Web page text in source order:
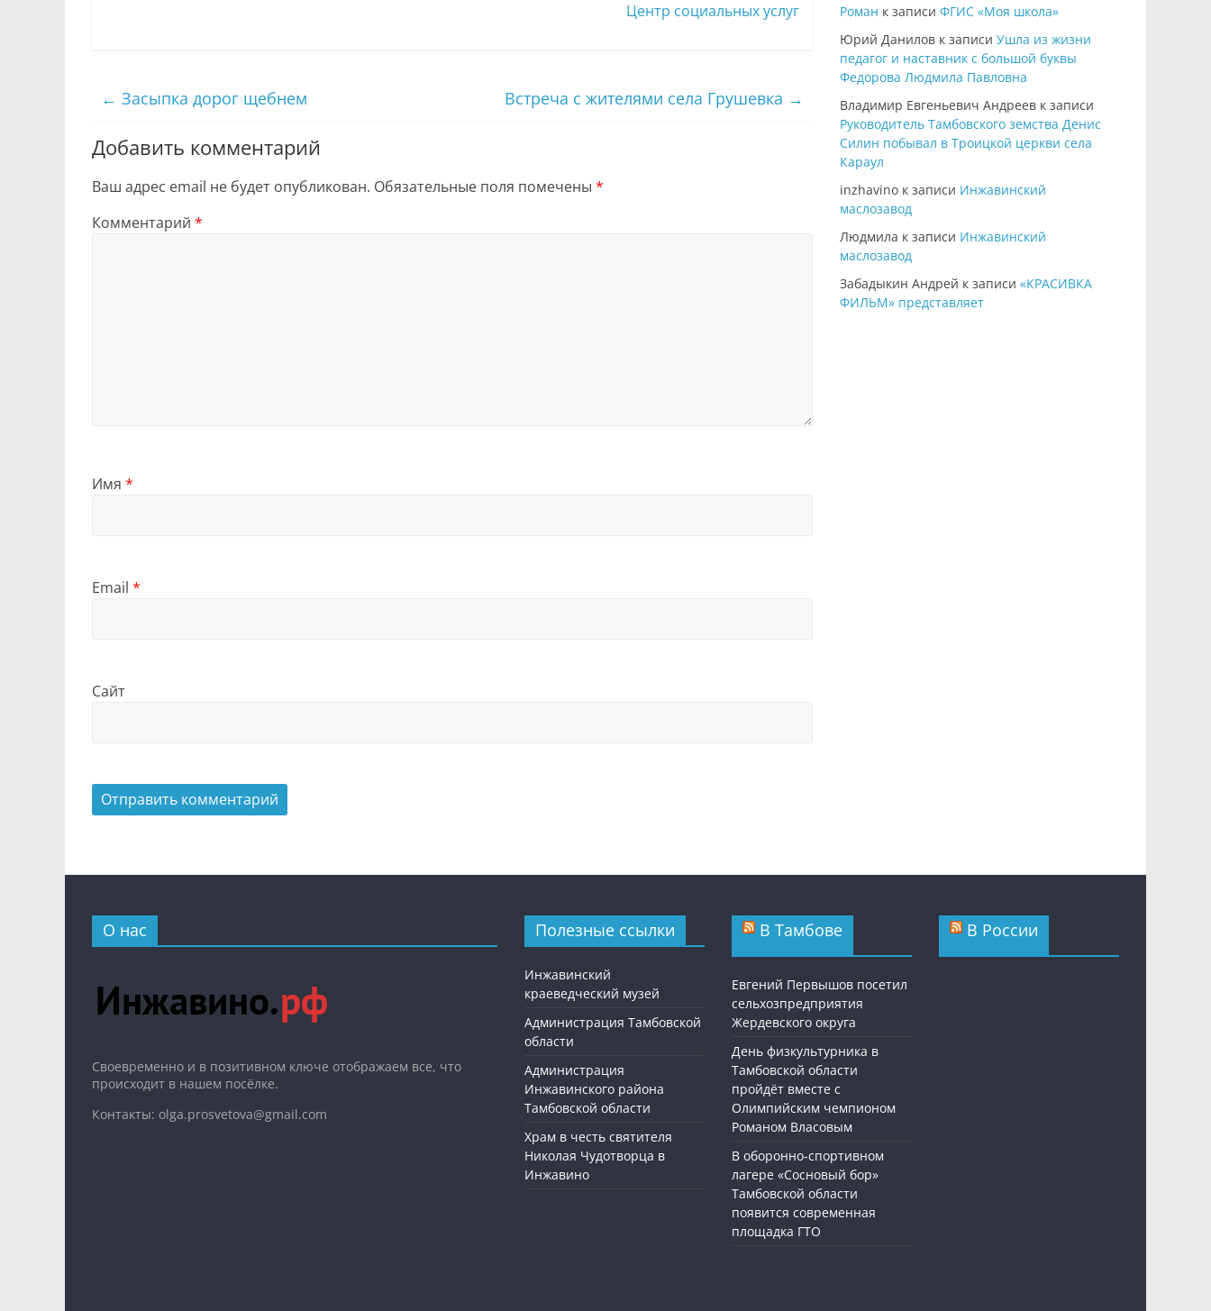
Центр социальных услуг
← Засыпка дорог щебнем Встреча с жителями села Грушевка →
Добавить комментарий
Ваш адрес email не будет опубликован. Обязательные поля помечены *
Комментарий *
Имя *
Email *
Сайт
Роман к записи ФГИС «Моя школа»
Юрий Данилов к записи Ушла из жизни
педагог и наставник с большой буквы
Федорова Людмила Павловна
Владимир Евгеньевич Андреев к записи
Руководитель Тамбовского земства Денис
Силин побывал в Троицкой церкви села
Караул
inzhavino к записи Инжавинский
маслозавод
Людмила к записи Инжавинский
маслозавод
Забадыкин Андрей к записи «КРАСИВКА
ФИЛЬМ» представляет
О нас
Cвоевременно и в позитивном ключе отображаем все, что
происходит в нашем посёлке.
Контакты: olga.prosvetova@gmail.com
Полезные ссылки
Инжавинский
краеведческий музей
Администрация Тамбовской
области
Администрация
Инжавинского района
Тамбовской области
Храм в честь святителя
Николая Чудотворца в
Инжавино
В Тамбове
Евгений Первышов посетил
сельхозпредприятия
Жердевского округа
День физкультурника в
Тамбовской области
пройдёт вместе с
Олимпийским чемпионом
Романом Власовым
В оборонно-спортивном
лагере «Сосновый бор»
Тамбовской области
появится современная
площадка ГТО
В России